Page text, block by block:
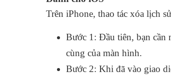
Trên iPhone, thao tác xóa lịch
Bước 1: Đầu tiên, bạn cần
cùng của màn hình.
Bước 2: Khi đã vào giao